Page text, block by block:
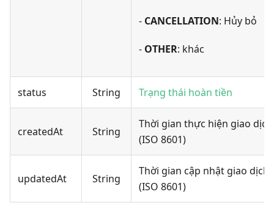
- CANCELLATION: Hủy bỏ
- OTHER: khác
status String Trạng thái hoàn tiền
createdAt String
Thời gian thực hiện giao dịch
(ISO 8601)
updatedAt String
Thời gian cập nhật giao dịch
(ISO 8601)